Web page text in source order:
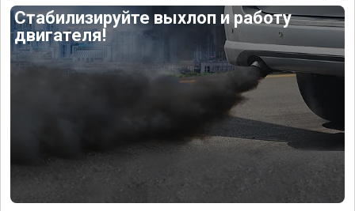
Стабилизируйте выхлоп и работу
двигателя!